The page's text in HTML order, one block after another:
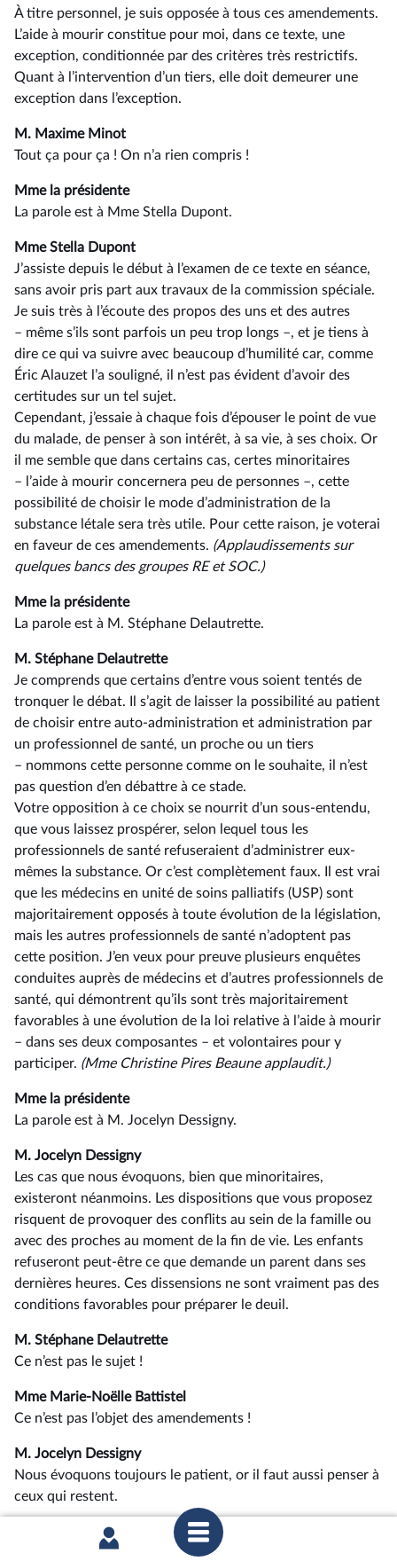
À titre personnel, je suis opposée à tous ces amendements.
L’aide à mourir constitue pour moi, dans ce texte, une
exception, conditionnée par des critères très restrictifs.
Quant à l’intervention d’un tiers, elle doit demeurer une
exception dans l’exception.
M. Maxime Minot
Tout ça pour ça ! On n’a rien compris !
Mme la présidente
La parole est à Mme Stella Dupont.
Mme Stella Dupont
J’assiste depuis le début à l’examen de ce texte en séance,
sans avoir pris part aux travaux de la commission spéciale.
Je suis très à l’écoute des propos des uns et des autres
–⁠ même s’ils sont parfois un peu trop longs –, et je tiens à
dire ce qui va suivre avec beaucoup d’humilité car, comme
Éric Alauzet l’a souligné, il n’est pas évident d’avoir des
certitudes sur un tel sujet.
Cependant, j’essaie à chaque fois d’épouser le point de vue
du malade, de penser à son intérêt, à sa vie, à ses choix. Or
il me semble que dans certains cas, certes minoritaires
–⁠ l’aide à mourir concernera peu de personnes –, cette
possibilité de choisir le mode d’administration de la
substance létale sera très utile. Pour cette raison, je voterai
en faveur de ces amendements. (Applaudissements sur
quelques bancs des groupes RE et SOC.)
Mme la présidente
La parole est à M. Stéphane Delautrette.
M. Stéphane Delautrette
Je comprends que certains d’entre vous soient tentés de
tronquer le débat. Il s’agit de laisser la possibilité au patient
de choisir entre auto-administration et administration par
un professionnel de santé, un proche ou un tiers
–⁠ nommons cette personne comme on le souhaite, il n’est
pas question d’en débattre à ce stade.
Votre opposition à ce choix se nourrit d’un sous-entendu,
que vous laissez prospérer, selon lequel tous les
professionnels de santé refuseraient d’administrer eux-
mêmes la substance. Or c’est complètement faux. Il est vrai
que les médecins en unité de soins palliatifs (USP) sont
majoritairement opposés à toute évolution de la législation,
mais les autres professionnels de santé n’adoptent pas
cette position. J’en veux pour preuve plusieurs enquêtes
conduites auprès de médecins et d’autres professionnels de
santé, qui démontrent qu’ils sont très majoritairement
favorables à une évolution de la loi relative à l’aide à mourir
–⁠ dans ses deux composantes – et volontaires pour y
participer. (Mme Christine Pires Beaune applaudit.)
Mme la présidente
La parole est à M. Jocelyn Dessigny.
M. Jocelyn Dessigny
Les cas que nous évoquons, bien que minoritaires,
existeront néanmoins. Les dispositions que vous proposez
risquent de provoquer des conflits au sein de la famille ou
avec des proches au moment de la fin de vie. Les enfants
refuseront peut-être ce que demande un parent dans ses
dernières heures. Ces dissensions ne sont vraiment pas des
conditions favorables pour préparer le deuil.
M. Stéphane Delautrette
Ce n’est pas le sujet !
Mme Marie-Noëlle Battistel
Ce n’est pas l’objet des amendements !
M. Jocelyn Dessigny
Nous évoquons toujours le patient, or il faut aussi penser à
ceux qui restent.
Mme la présidente
La parole est à Mme Élise Leboucher.